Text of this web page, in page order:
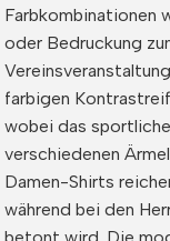
Farbkombinationen
oder Bedruckung
farbigen
wobei das
verschiedenen
Damen-Shirts
während bei den
betont wird. Die